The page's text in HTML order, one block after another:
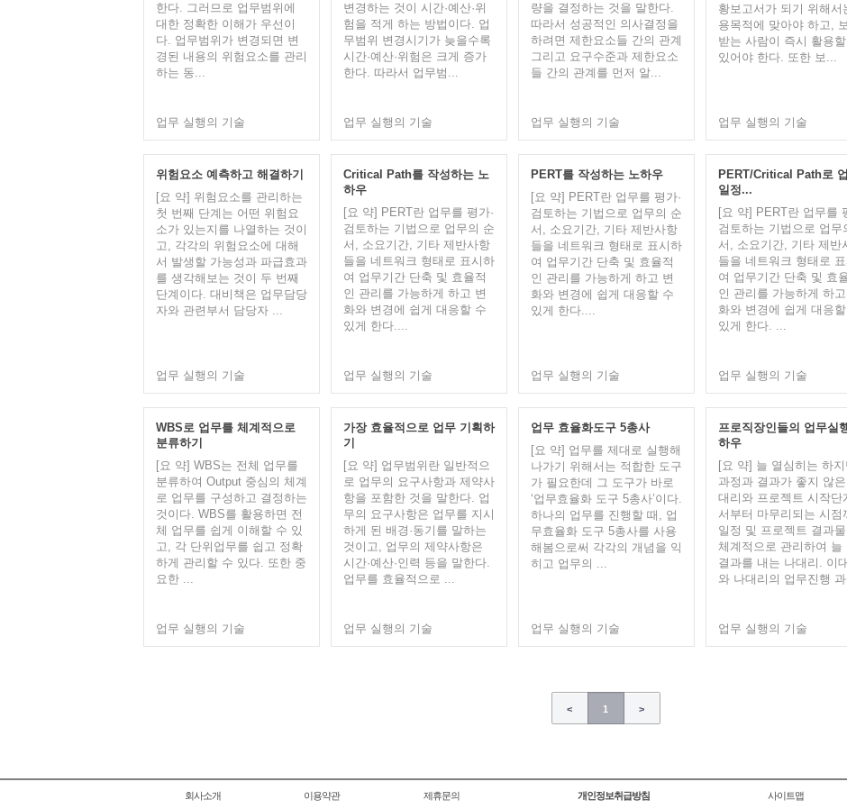
한다. 그러므로 업무범위에
대한 정확한 이해가 우선이
다. 업무범위가 변경되면 변
경된 내용의 위험요소를 관리
하는 동...
업무 실행의 기술
변경하는 것이 시간·예산·위
험을 적게 하는 방법이다. 업
무범위 변경시기가 늦을수록
시간·예산·위험은 크게 증가
한다. 따라서 업무범...
업무 실행의 기술
량을 결정하는 것을 말한다.
따라서 성공적인 의사결정을
하려면 제한요소들 간의 관계
그리고 요구수준과 제한요소
들 간의 관계를 먼저 알...
업무 실행의 기술
황보고서가 되기 위해서
용목적에 맞아야 하고,
받는 사람이 즉시 활용
있어야 한다. 또한 보...
업무 실행의 기술
위험요소 예측하고 해결하기
[요 약] 위험요소를 관리하는
첫 번째 단계는 어떤 위험요
소가 있는지를 나열하는 것이
고, 각각의 위험요소에 대해
서 발생할 가능성과 파급효과
를 생각해보는 것이 두 번째
단계이다. 대비책은 업무담당
자와 관련부서 담당자 ...
업무 실행의 기술
Critical Path를 작성하는 노
하우
[요 약] PERT란 업무를 평가·
검토하는 기법으로 업무의 순
서, 소요기간, 기타 제반사항
들을 네트워크 형태로 표시하
여 업무기간 단축 및 효율적
인 관리를 가능하게 하고 변
화와 변경에 쉽게 대응할 수
있게 한다....
업무 실행의 기술
PERT를 작성하는 노하우
[요 약] PERT란 업무를 평가·
검토하는 기법으로 업무의 순
서, 소요기간, 기타 제반사항
들을 네트워크 형태로 표시하
여 업무기간 단축 및 효율적
인 관리를 가능하게 하고 변
화와 변경에 쉽게 대응할 수
있게 한다....
업무 실행의 기술
PERT/Critical Path로
일정...
[요 약] PERT란 업무를
검토하는 기법으로 업무
서, 소요기간, 기타 제반
들을 네트워크 형태로
여 업무기간 단축 및 효
인 관리를 가능하게 하고
화와 변경에 쉽게 대응
있게 한다. ...
업무 실행의 기술
WBS로 업무를 체계적으로
분류하기
[요 약] WBS는 전체 업무를
분류하여 Output 중심의 체계
로 업무를 구성하고 결정하는
것이다. WBS를 활용하면 전
체 업무를 쉽게 이해할 수 있
고, 각 단위업무를 쉽고 정확
하게 관리할 수 있다. 또한 중
요한 ...
업무 실행의 기술
가장 효율적으로 업무 기획하
기
[요 약] 업무범위란 일반적으
로 업무의 요구사항과 제약사
항을 포함한 것을 말한다. 업
무의 요구사항은 업무를 지시
하게 된 배경·동기를 말하는
것이고, 업무의 제약사항은
시간·예산·인력 등을 말한다.
업무를 효율적으로 ...
업무 실행의 기술
업무 효율화도구 5총사
[요 약] 업무를 제대로 실행해
나가기 위해서는 적합한 도구
가 필요한데 그 도구가 바로
‘업무효율화 도구 5총사’이다.
하나의 업무를 진행할 때, 업
무효율화 도구 5총사를 사용
해봄으로써 각각의 개념을 익
히고 업무의 ...
업무 실행의 기술
프로직장인들의 업무실
하우
[요 약] 늘 열심히는 하지
과정과 결과가 좋지 않은
대리와 프로젝트 시작단
서부터 마무리되는 시점
일정 및 프로젝트 결과
체계적으로 관리하여 늘
결과를 내는 나대리. 이
와 나대리의 업무진행
업무 실행의 기술
< 1 >
회사소개 이용약관 제휴문의 개인정보취급방침 사이트맵